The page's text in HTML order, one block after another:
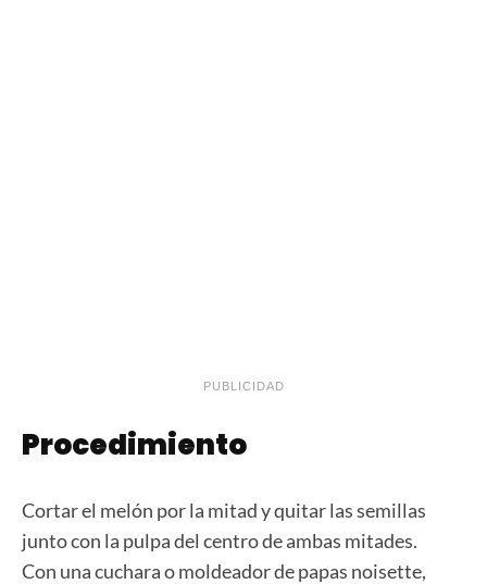
PUBLICIDAD
Procedimiento
Cortar el melón por la mitad y quitar las semillas
junto con la pulpa del centro de ambas mitades.
Con una cuchara o moldeador de papas noisette,